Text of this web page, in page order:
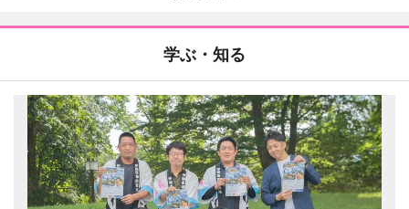
学ぶ・知る